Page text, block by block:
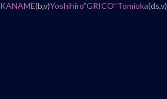
KANAME(b,v)Yoshihiro”GRICO”Tomioka(ds,v)